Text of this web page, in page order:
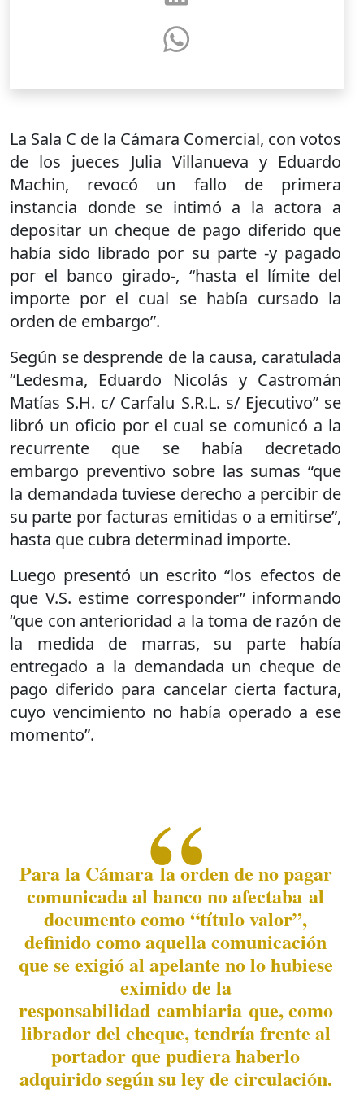
La Sala C de la Cámara Comercial, con votos
de los jueces Julia Villanueva y Eduardo
Machin, revocó un fallo de primera
instancia donde se intimó a la actora a
depositar un cheque de pago diferido que
había sido librado por su parte -y pagado
por el banco girado-, “hasta el límite del
importe por el cual se había cursado la
orden de embargo”.
Según se desprende de la causa, caratulada
“Ledesma, Eduardo Nicolás y Castromán
Matías S.H. c/ Carfalu S.R.L. s/ Ejecutivo” se
libró un oficio por el cual se comunicó a la
recurrente que se había decretado
embargo preventivo sobre las sumas “que
la demandada tuviese derecho a percibir de
su parte por facturas emitidas o a emitirse”,
hasta que cubra determinad importe.
Luego presentó un escrito “los efectos de
que V.S. estime corresponder” informando
“que con anterioridad a la toma de razón de
la medida de marras, su parte había
entregado a la demandada un cheque de
pago diferido para cancelar cierta factura,
cuyo vencimiento no había operado a ese
momento”.
Para la Cámara la orden de no pagar
comunicada al banco no afectaba al
documento como “título valor”,
definido como aquella comunicación
que se exigió al apelante no lo hubiese
eximido de la
responsabilidad cambiaria que, como
librador del cheque, tendría frente al
portador que pudiera haberlo
adquirido según su ley de circulación.